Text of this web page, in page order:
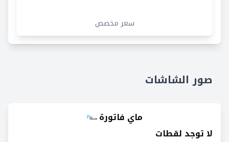
سعر مخصص
صور الشاشات
ماي فاتورة
لا توجد لقطات